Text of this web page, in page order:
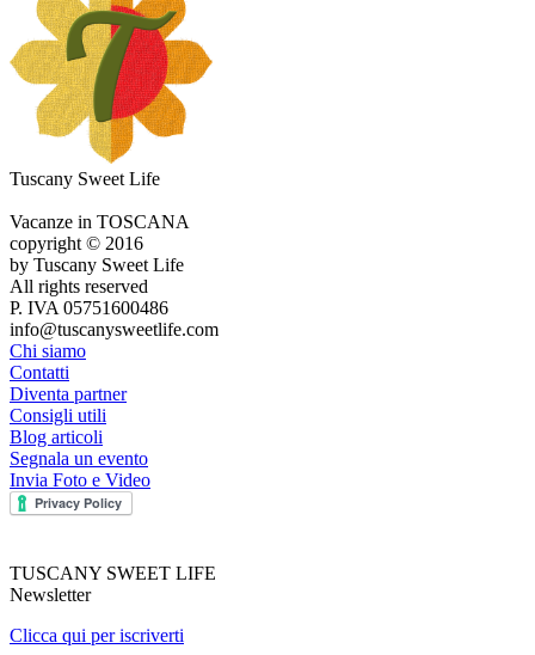
Tuscany Sweet Life
Vacanze in TOSCANA
copyright © 2016
by Tuscany Sweet Life
All rights reserved
P. IVA 05751600486
info@tuscanysweetlife.com
Chi siamo
Contatti
Diventa partner
Consigli utili
Blog articoli
Segnala un evento
Invia Foto e Video
TUSCANY SWEET LIFE
Newsletter
Clicca qui per iscriverti